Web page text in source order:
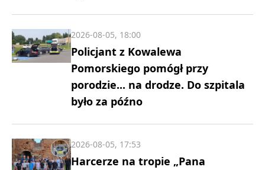
Policjant z Kowalewa
Pomorskiego pomógł przy
porodzie... na drodze. Do szpitala
było za późno
2026-08-05, 18:00
Harcerze na tropie „Pana
2026-08-05, 17:53